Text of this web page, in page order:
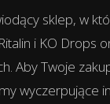
sklep, w
i KO Drops
Aby Twoje
wyczerpujące